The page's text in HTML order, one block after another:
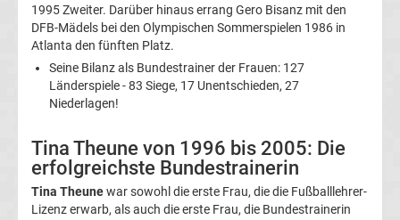
Jahres
Asienmeisterschaft
Liste
Copa
1995 Zweiter. Darüber hinaus errang Gero Bisanz mit den
DFB-Mädels bei den Olympischen Sommerspielen 1986 in
Atlanta den fünften Platz.
Seine Bilanz als Bundestrainer der Frauen: 127
Länderspiele - 83 Siege, 17 Unentschieden, 27
Niederlagen!
Tina Theune von 1996 bis 2005: Die
erfolgreichste Bundestrainerin
Tina Theunewar sowohl die erste Frau, die die Fußballlehrer-
Lizenz erwarb, als auch die erste Frau, die Bundestrainerin